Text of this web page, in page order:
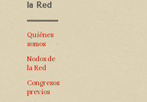
la Red
Quiénes
somos
Nodos de
la Red
Congresos
previos